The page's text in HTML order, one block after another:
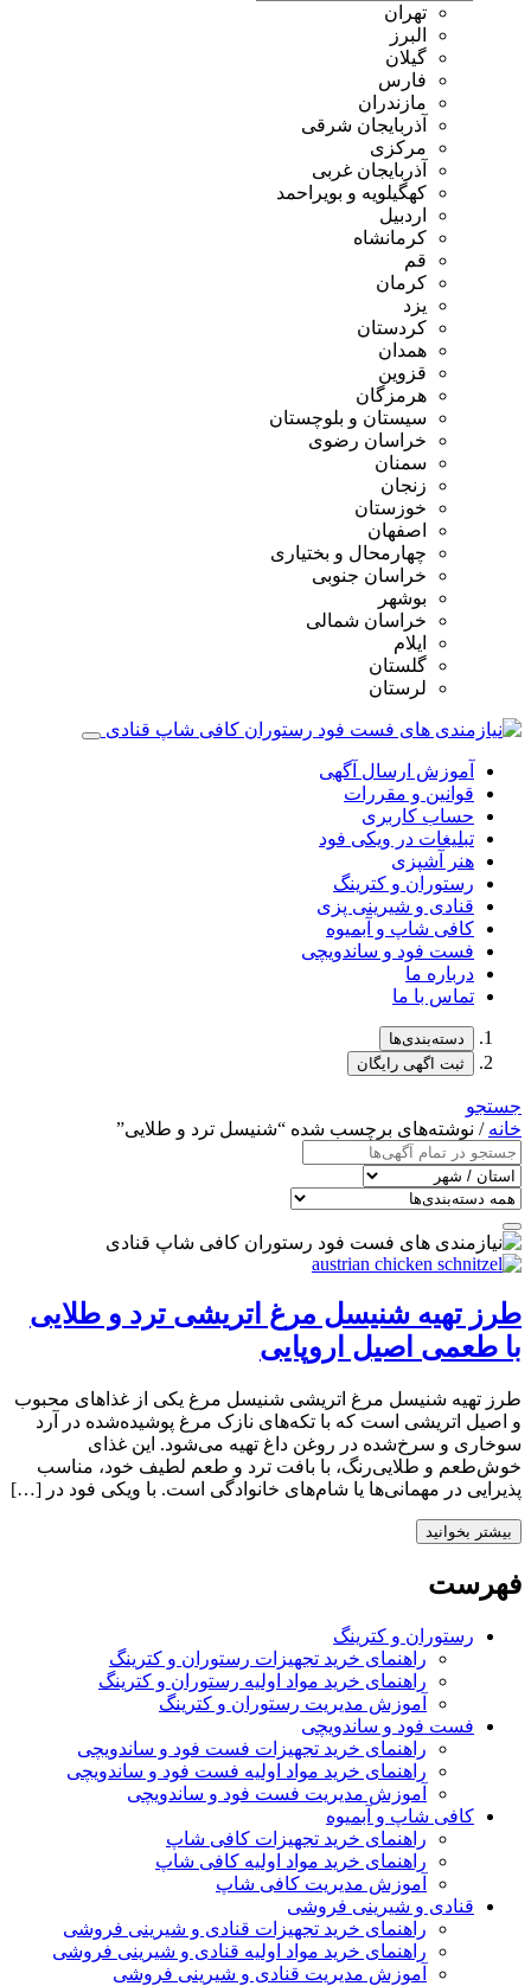
تهران
البرز
گیلان
فارس
مازندران
آذربایجان شرقی
مرکزی
آذربایجان غربی
کهگیلویه و بویراحمد
اردبیل
کرمانشاه
قم
کرمان
یزد
کردستان
همدان
قزوین
هرمزگان
سیستان و بلوچستان
خراسان رضوی
سمنان
زنجان
خوزستان
اصفهان
چهارمحال و بختیاری
خراسان جنوبی
بوشهر
خراسان شمالی
ایلام
گلستان
لرستان
آموزش ارسال آگهی
قوانین و مقررات
حساب کاربری
تبلیغات در ویکی فود
هنر آشپزی
رستوران و کترینگ
قنادی و شیرینی پزی
کافی شاپ و آبمیوه
فست فود و ساندویچی
درباره ما
تماس با ما
دسته‌بندی‌ها
ثبت اگهی رایگان
جستجو
خانه / نوشته‌های برچسب شده “شنیسل ترد و طلایی”
طرز تهیه شنیسل مرغ اتریشی ترد و طلایی
با طعمی اصیل اروپایی
طرز تهیه شنیسل مرغ اتریشی شنیسل مرغ یکی از غذاهای محبوب
و اصیل اتریشی است که با تکه‌های نازک مرغ پوشیده‌شده در آرد
سوخاری و سرخ‌شده در روغن داغ تهیه می‌شود. این غذای
خوش‌طعم و طلایی‌رنگ، با بافت ترد و طعم لطیف خود، مناسب
پذیرایی در مهمانی‌ها یا شام‌های خانوادگی است. با ویکی فود در […]
بیشتر بخوانید
فهرست
رستوران و کترینگ
راهنمای خرید تجهیزات رستوران و کترینگ
راهنمای خرید مواد اولیه رستوران و کترینگ
آموزش مدیریت رستوران و کترینگ
فست فود و ساندویچی
راهنمای خرید تجهیزات فست فود و ساندویچی
راهنمای خرید مواد اولیه فست فود و ساندویچی
آموزش مدیریت فست فود و ساندویچی
کافی شاپ و آبمیوه
راهنمای خرید تجهیزات کافی شاپ
راهنمای خرید مواد اولیه کافی‌ شاپ‌
آموزش مدیریت کافی شاپ
قنادی و شیرینی فروشی
راهنمای خرید تجهیزات قنادی و شیرینی فروشی
راهنمای خرید مواد اولیه قنادی و شیرینی فروشی
آموزش مدیریت قنادی و شیرینی فروشی